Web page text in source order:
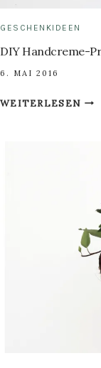
GESCHENKIDEEN
DIY Handcreme-
6. MAI 2016
WEITERLESENDIY